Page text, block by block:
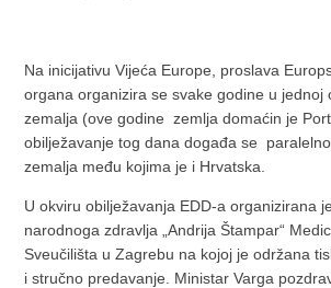
Na inicijativu Vijeća Europe, proslava
organa organizira se svake godine u jednoj
zemalja (ove godine zemlja domaćin je
obilježavanje tog dana događa se
zemalja među kojima je i Hrvatska.
U okviru obilježavanja EDD-a organizirana
narodnoga zdravlja „Andrija Štampar“
Sveučilišta u Zagrebu na kojoj je održana
i stručno predavanje. Ministar Varga